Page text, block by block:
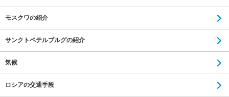
モスクワの紹介
サンクトペテルブルグの紹介
気候
ロシアの交通手段